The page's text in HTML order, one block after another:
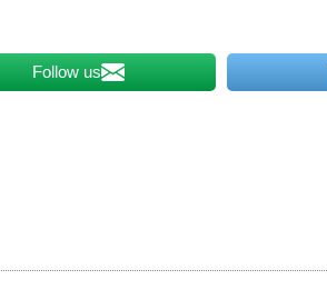
Follow us